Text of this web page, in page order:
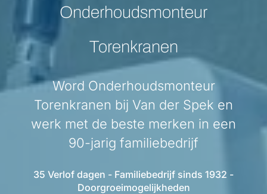
Onderhoudsmonteur
Torenkranen
Word Onderhoudsmonteur
Torenkranen bij Van der Spek en
werk met de beste merken in een
90-jarig familiebedrijf
35 Verlof dagen - Familiebedrijf sinds 1932 -
Doorgroeimogelijkheden